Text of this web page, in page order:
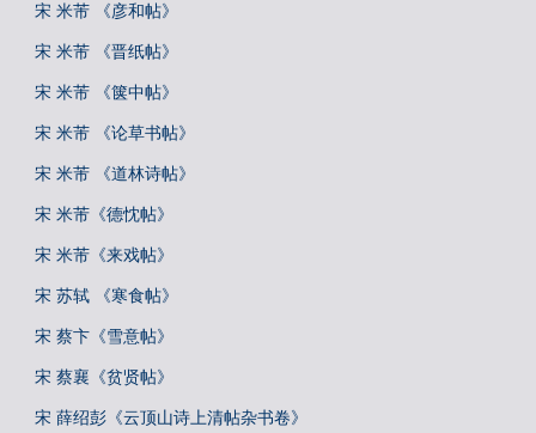
宋 米芾 《彦和帖》
宋 米芾 《晋纸帖》
宋 米芾 《箧中帖》
宋 米芾 《论草书帖》
宋 米芾 《道林诗帖》
宋 米芾《德忱帖》
宋 米芾《来戏帖》
宋 苏轼 《寒食帖》
宋 蔡卞《雪意帖》
宋 蔡襄《贫贤帖》
宋 薛绍彭《云顶山诗上清帖杂书卷》